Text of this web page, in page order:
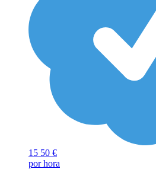
15 50 €
por hora